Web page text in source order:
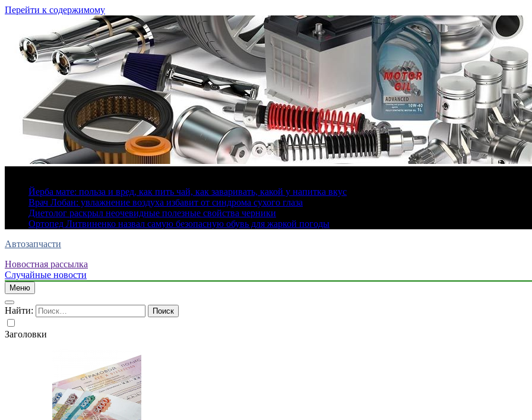
Перейти к содержимому
Йерба мате: польза и вред, как пить чай, как заваривать, какой у напитка вкус
Врач Лобан: увлажнение воздуха избавит от синдрома сухого глаза
Диетолог раскрыл неочевидные полезные свойства черники
Ортопед Литвиненко назвал самую безопасную обувь для жаркой погоды
Автозапчасти
Новостная рассылка
Случайные новости
Меню
Найти:
Заголовки